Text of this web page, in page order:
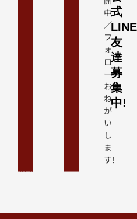
中
／
フ
ォ
ロ
ー
お
ね
が
い
し
ま
す!
式
LINE
友
達
募
集
中!